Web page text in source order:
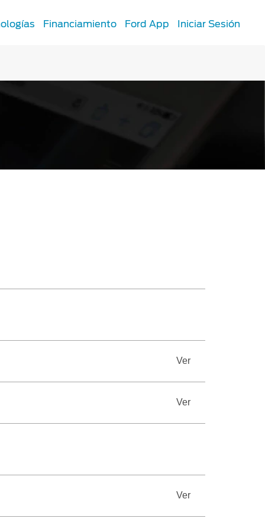
SYNC
Financiamiento Ford App Iniciar Sesión
Ver
Ver
Ver